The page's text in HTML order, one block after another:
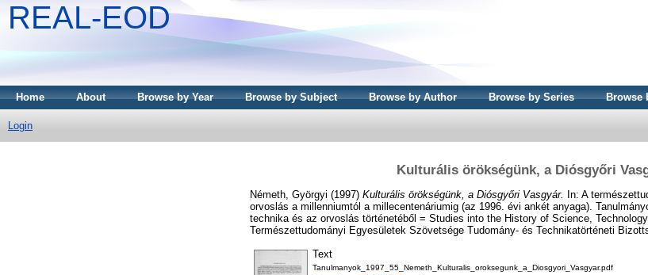
REAL-EOD
Home About Browse by Year Browse by Subject Browse by Author Browse by Series Browse
Login
Kulturális örökségünk, a Diósgyőri
Németh, Györgyi (1997) Kulturális örökségünk, a Diósgyőri Vasgyár. In: A
orvoslás a millenniumtól a millecentenáriumig (az 1996. évi ankét anyaga).
technika és az orvoslás történetéből = Studies into the History of Science,
Természettudományi Egyesületek Szövetsége Tudomány- és Technikatörténeti
Text
Tanulmanyok_1997_55_Nemeth_Kulturalis_oroksegunk_a_Diosgyori_Vasgyar.pdf